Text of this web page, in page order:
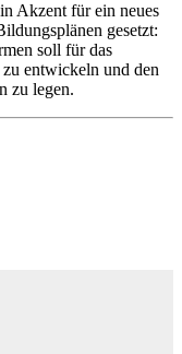
Akzent für ein neues
gesetzt:
soll für das
entwickeln und den
zu legen.